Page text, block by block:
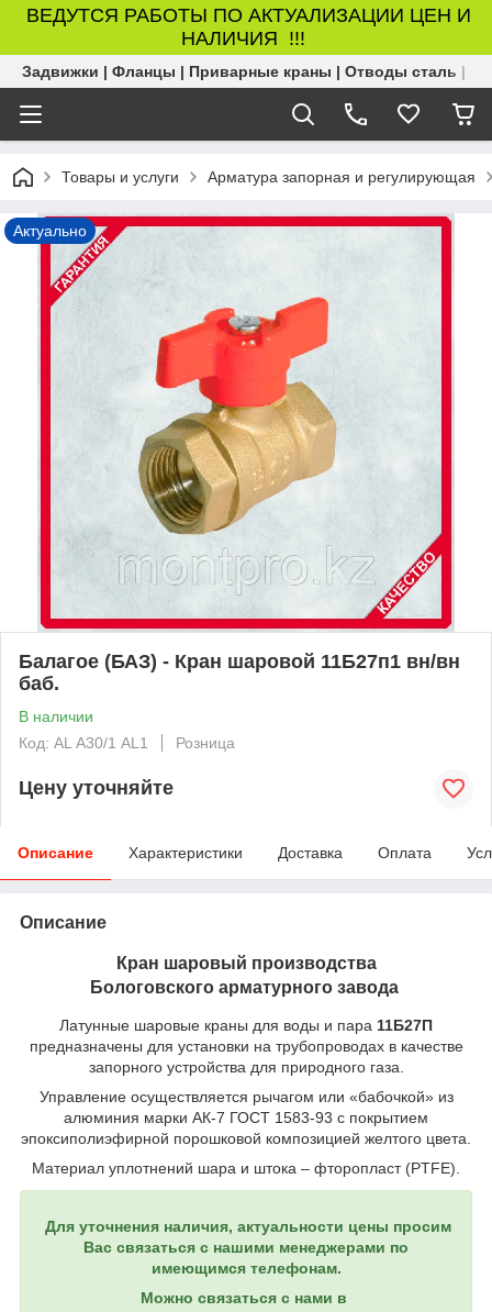
ВЕДУТСЯ РАБОТЫ ПО АКТУАЛИЗАЦИИ ЦЕН И
НАЛИЧИЯ !!!
Задвижки | Фланцы | Приварные краны | Отводы сталь |
Товары и услуги Арматура запорная и регулирующая
Актуально
Балагое (БАЗ) - Кран шаровой 11Б27п1 вн/вн
баб.
В наличии
Код: AL А30/1 AL1
Розница
Цену уточняйте
Описание Характеристики Доставка Оплата
Описание
Кран шаровый производства
Бологовского арматурного завода
Латунные шаровые краны для воды и пара 11Б27П
предназначены для установки на трубопроводах в качестве
запорного устройства для природного газа.
Управление осуществляется рычагом или «бабочкой» из
алюминия марки АК-7 ГОСТ 1583-93 с покрытием
эпоксиполиэфирной порошковой композицией желтого цвета.
Материал уплотнений шара и штока – фторопласт (PTFE).
Для уточнения наличия, актуальности цены просим
Вас связаться с нашими менеджерами по
имеющимся телефонам.
Можно связаться с нами в